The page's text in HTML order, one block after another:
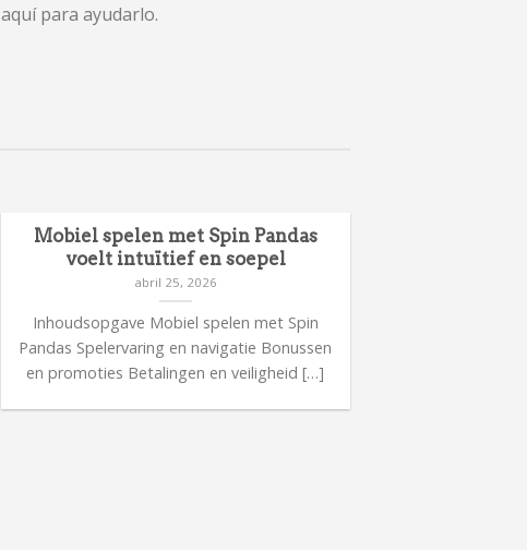
aquí para ayudarlo.
Mobiel spelen met Spin Pandas
voelt intuïtief en soepel
abril 25, 2026
Inhoudsopgave Mobiel spelen met Spin
Pandas Spelervaring en navigatie Bonussen
en promoties Betalingen en veiligheid […]